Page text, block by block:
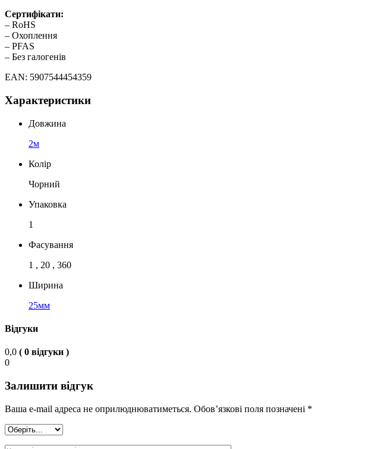
Сертифікати:
– RoHS
– Охоплення
– PFAS
– Без галогенів
EAN: 5907544454359
Характеристики
Довжина
2м
Колір
Чорний
Упаковка
1
Фасування
1 , 20 , 360
Ширина
25мм
Відгуки
0,0 ( 0 відгуки )
0
Залишити відгук
Ваша e-mail адреса не оприлюднюватиметься. Обов’язкові поля позначені *